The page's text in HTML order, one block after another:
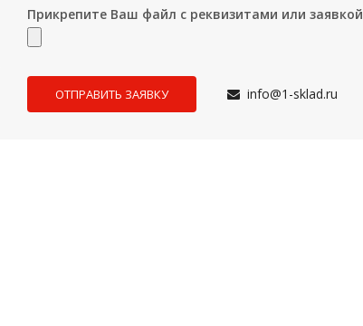
Прикрепите Ваш файл с реквизитами или заявкой
info@1-sklad.ru